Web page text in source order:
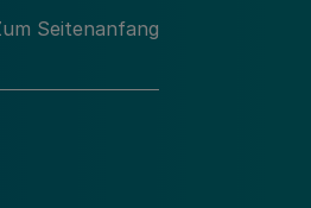
Innovativ &
Seitenanfang